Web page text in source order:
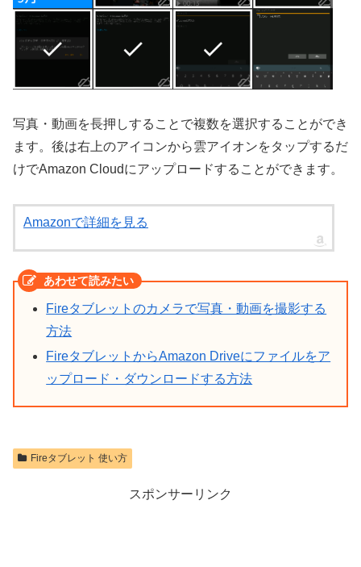
写真・動画を長押しすることで複数を選択することができ
ます。後は右上のアイコンから雲アイオンをタップするだ
けでAmazon Cloudにアップロードすることができます。
Amazonで詳細を見る
Fireタブレットのカメラで写真・動画を撮影する
方法
FireタブレットからAmazon Driveにファイルをア
ップロード・ダウンロードする方法
Fireタブレット 使い方
スポンサーリンク